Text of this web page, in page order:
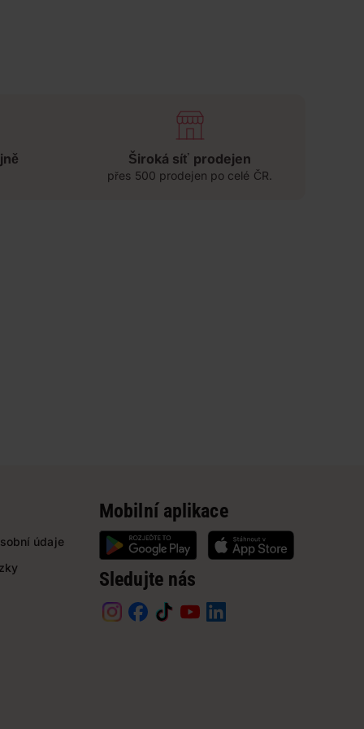
Široká síť prodejen
přes 500 prodejen po celé ČR.
údaje
Mobilní aplikace
Sledujte nás